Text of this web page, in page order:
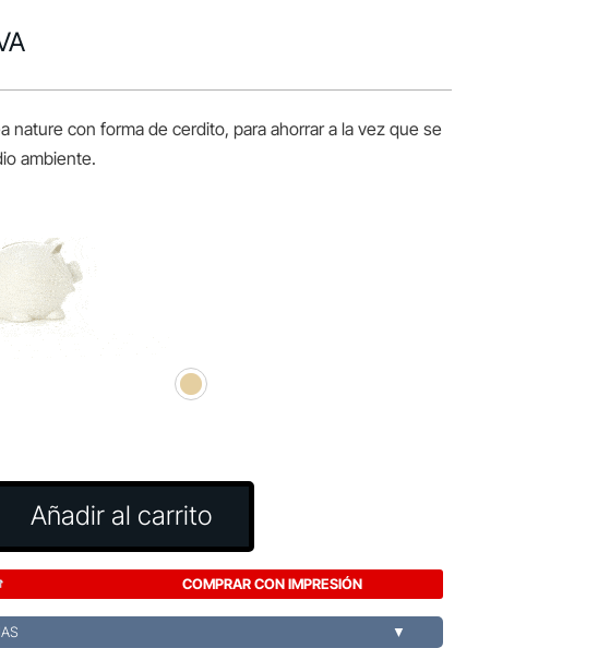
nature con forma de cerdito, para ahorrar a la vez que se
ambiente.
Añadir al carrito
COMPRAR CON IMPRESIÓN
▼